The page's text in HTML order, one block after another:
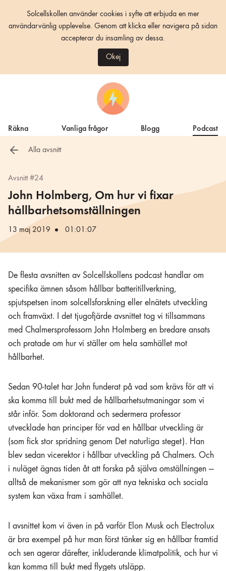
Solcellskollen använder cookies i syfte att erbjuda en mer
användarvänlig upplevelse. Genom att klicka eller navigera på sidan
accepterar du insamling av dessa.
Okej
Räkna Vanliga frågor Blogg Podcast
Alla avsnitt
Avsnitt #24
John Holmberg, Om hur vi fixar
hållbarhetsomställningen
13 maj 2019 01:01:07
De flesta avsnitten av Solcellskollens podcast handlar om
specifika ämnen såsom hållbar batteritillverkning,
spjutspetsen inom solcellsforskning eller elnätets utveckling
och framväxt. I det tjugofjärde avsnittet tog vi tillsammans
med Chalmersprofessorn John Holmberg en bredare ansats
och pratade om hur vi ställer om hela samhället mot
hållbarhet.
Sedan 90-talet har John funderat på vad som krävs för att vi
ska komma till bukt med de hållbarhetsutmaningar som vi
står inför. Som doktorand och sedermera professor
utvecklade han principer för vad en hållbar utveckling är
(som fick stor spridning genom Det naturliga steget). Han
blev sedan vicerektor i hållbar utveckling på Chalmers. Och
i nuläget ägnas tiden åt att forska på själva omställningen —
alltså de mekanismer som gör att nya tekniska och sociala
system kan växa fram i samhället.
I avsnittet kom vi även in på varför Elon Musk och Electrolux
är bra exempel på hur man först tänker sig en hållbar framtid
och sen agerar därefter, inkluderande klimatpolitik, och hur vi
kan komma till bukt med flygets utsläpp.